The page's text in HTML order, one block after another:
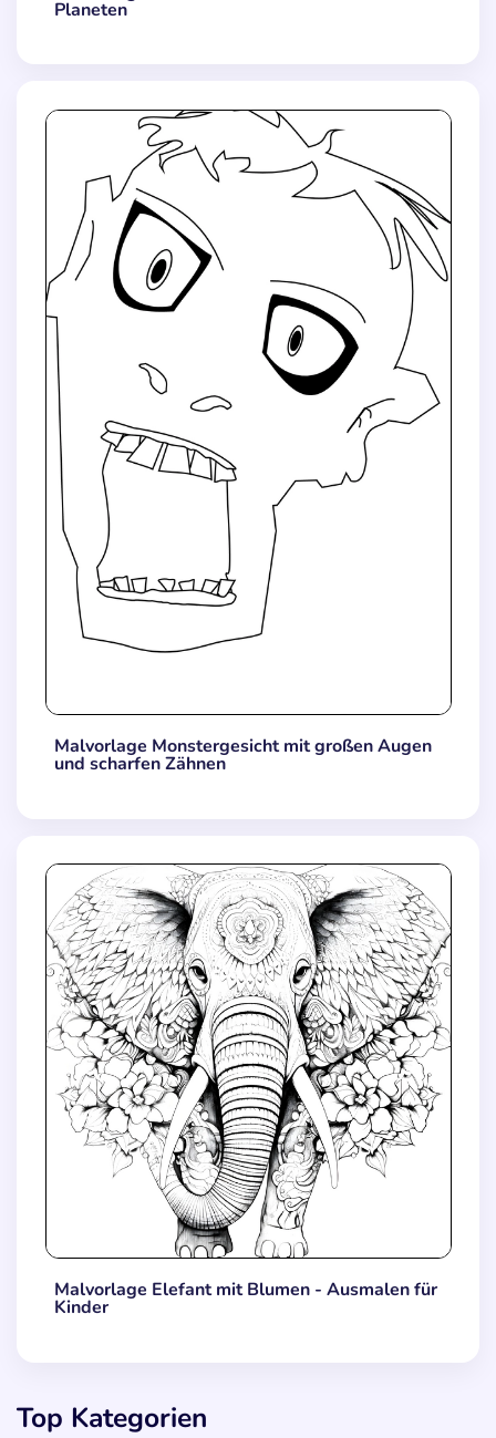
Planeten
Malvorlage Monstergesicht mit großen Augen
und scharfen Zähnen
Malvorlage Elefant mit Blumen - Ausmalen für
Kinder
Top Kategorien